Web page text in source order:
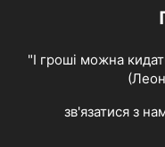
"І гроші можна
зв'язатися з